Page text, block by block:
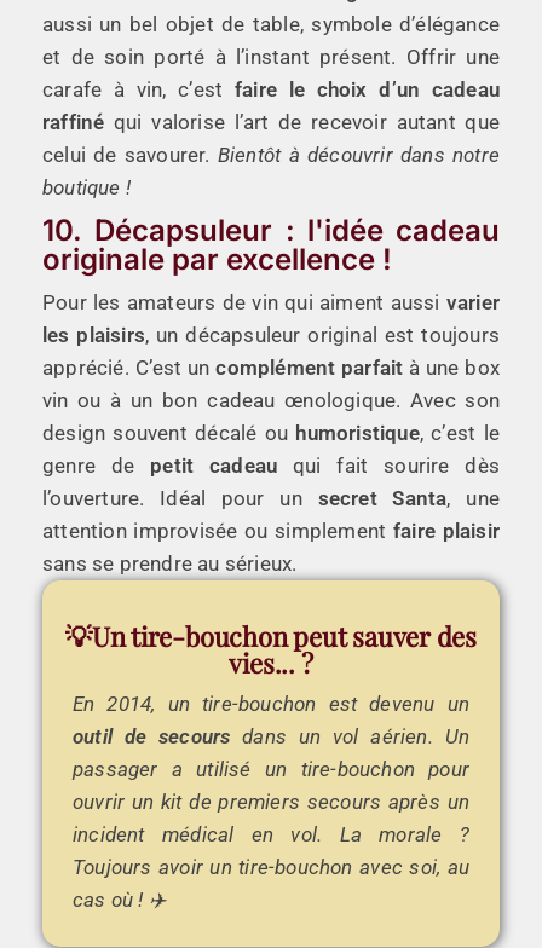
aussi un bel objet de table, symbole d’élégance
et de soin porté à l’instant présent. Offrir une
carafe à vin, c’est faire le choix d’un cadeau
raffiné qui valorise l’art de recevoir autant que
celui de savourer. Bientôt à découvrir dans notre
boutique !
10. Décapsuleur : l'idée cadeau
originale par excellence !
Pour les amateurs de vin qui aiment aussi varier
les plaisirs, un décapsuleur original est toujours
apprécié. C’est uncomplément parfait à une box
vin ou à un bon cadeau œnologique. Avec son
design souvent décalé ou humoristique, c’est le
genre de petit cadeau qui fait sourire dès
l’ouverture. Idéal pour un secret Santa, une
attention improvisée ou simplement faire plaisir
sans se prendre au sérieux.
💡Un tire-bouchon peut sauver des
vies... ?
En 2014, un tire-bouchon est devenu un
outil de secours dans un vol aérien. Un
passager a utilisé un tire-bouchon pour
ouvrir un kit de premiers secours après un
incident médical en vol. La morale ?
Toujours avoir un tire-bouchon avec soi, au
cas où ! ✈️